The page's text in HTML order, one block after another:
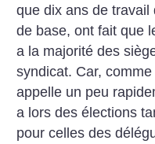
que dix ans de
de base, ont fait que
a la majorité des
syndicat. Car,
appelle un peu
a lors des élections
pour celles des